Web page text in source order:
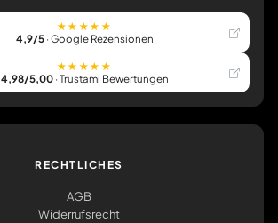
★★★★★
4,9/5· Google Rezensionen
★★★★★
4,98/5,00· Trustami Bewertungen
RECHTLICHES
AGB
Widerrufsrecht